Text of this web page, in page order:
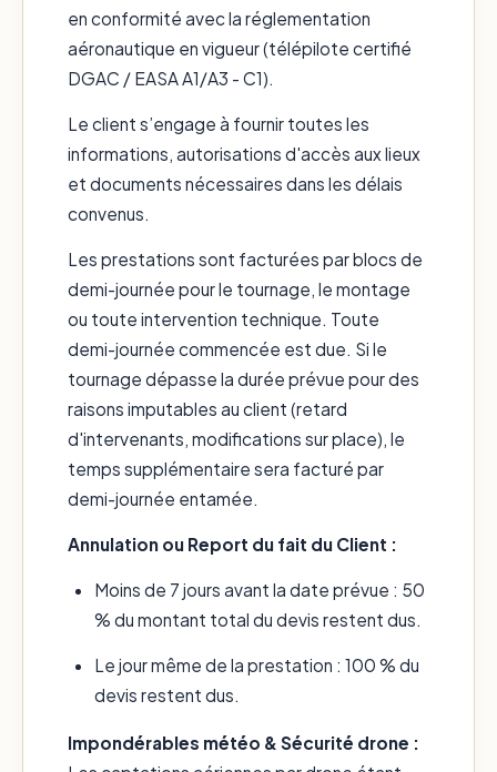
en conformité avec la réglementation
aéronautique en vigueur (télépilote certifié
DGAC / EASA A1/A3 - C1).
Le client s’engage à fournir toutes les
informations, autorisations d'accès aux lieux
et documents nécessaires dans les délais
convenus.
Les prestations sont facturées par blocs de
demi-journée pour le tournage, le montage
ou toute intervention technique. Toute
demi-journée commencée est due. Si le
tournage dépasse la durée prévue pour des
raisons imputables au client (retard
d'intervenants, modifications sur place), le
temps supplémentaire sera facturé par
demi-journée entamée.
Annulation ou Report du fait du Client :
Moins de 7 jours avant la date prévue : 50
% du montant total du devis restent dus.
Le jour même de la prestation : 100 % du
devis restent dus.
Impondérables météo & Sécurité drone :